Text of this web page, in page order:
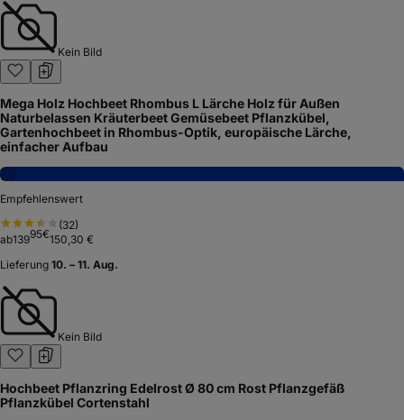
Kein Bild
Mega Holz Hochbeet Rhombus L Lärche Holz für Außen
Naturbelassen Kräuterbeet Gemüsebeet Pflanzkübel,
Gartenhochbeet in Rhombus-Optik, europäische Lärche,
einfacher Aufbau
7,0
Empfehlenswert
(32)
ab13995€150,30 €
Lieferung 10. – 11. Aug.
Kein Bild
Hochbeet Pflanzring Edelrost Ø 80 cm Rost Pflanzgefäß
Pflanzkübel Cortenstahl